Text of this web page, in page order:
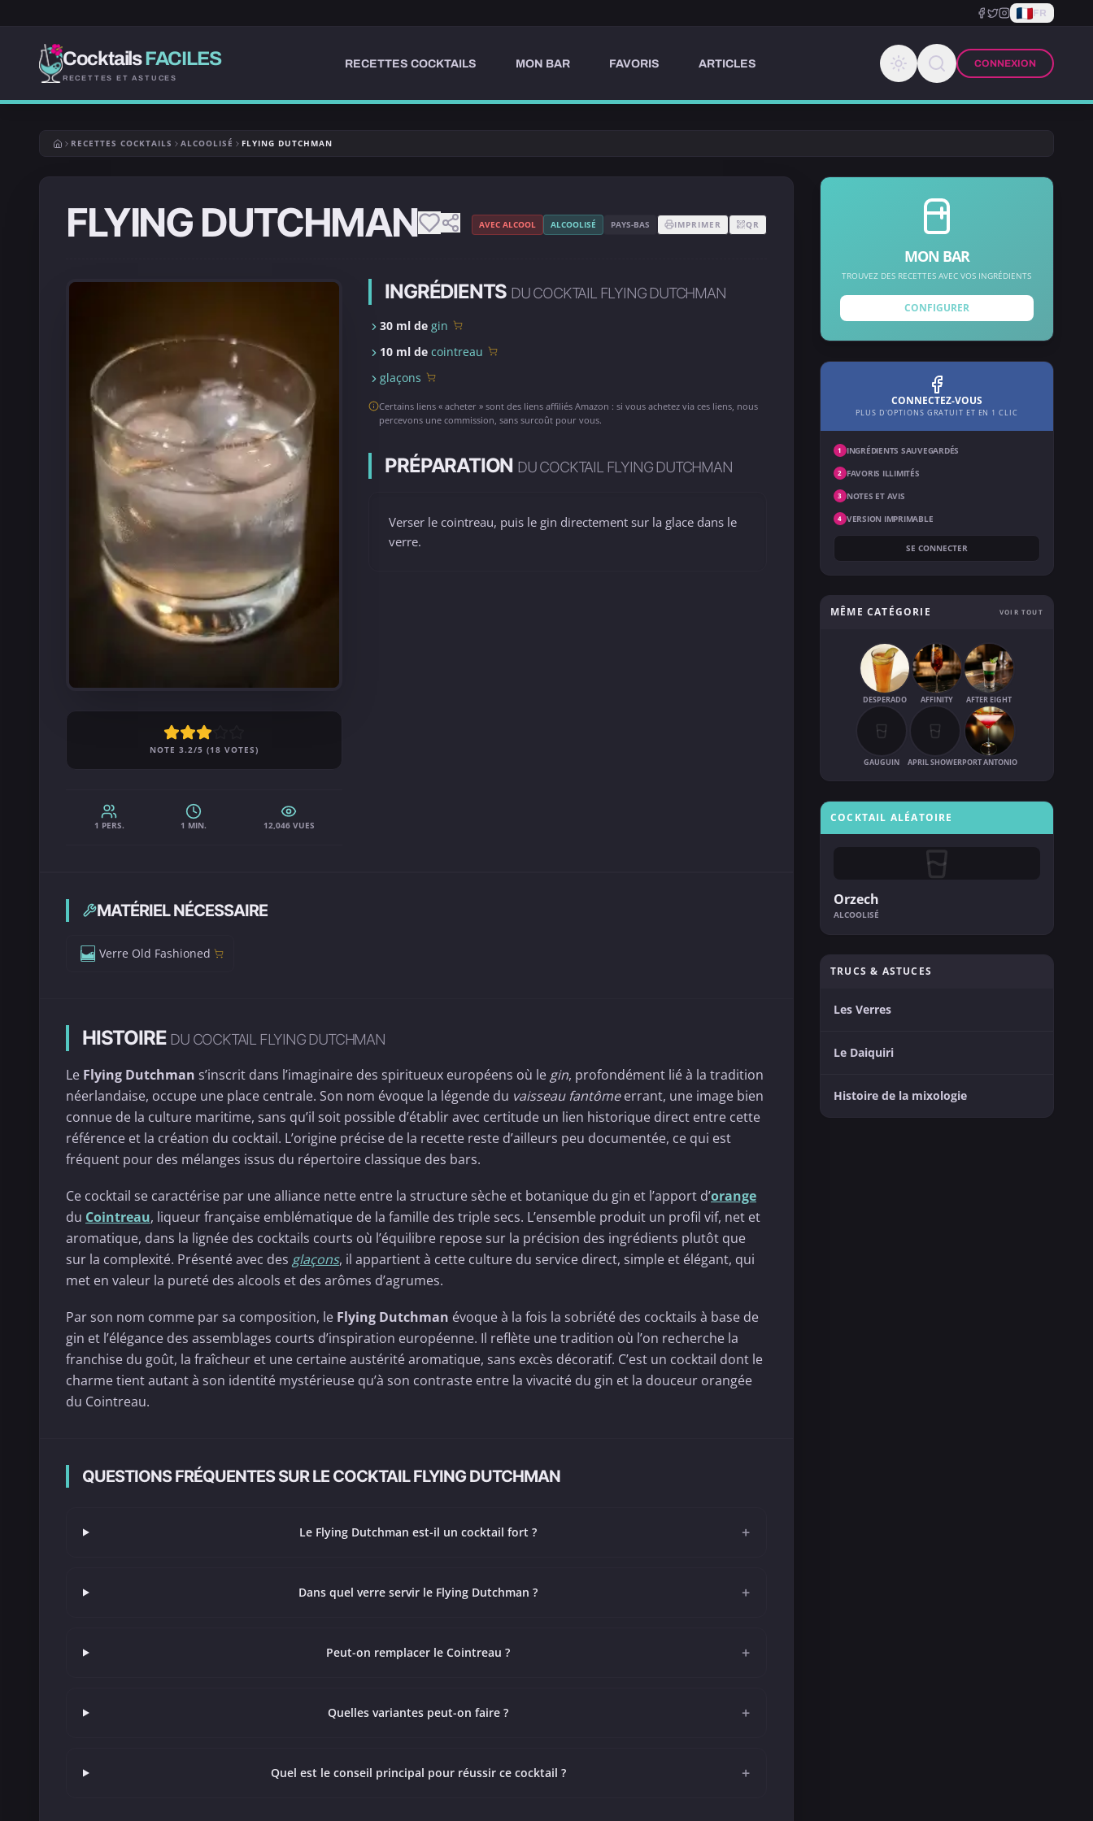
FR
CocktailsFACILES
RECETTES ET ASTUCES
RECETTES COCKTAILS MON BAR FAVORIS ARTICLES CONNEXION
RECETTES COCKTAILS ALCOOLISÉ FLYING DUTCHMAN
FLYING DUTCHMAN AVEC ALCOOL ALCOOLISÉ PAYS-BAS IMPRIMER QR
NOTE 3.2/5 (18 VOTES)
1 PERS. 1 MIN. 12,046 VUES
INGRÉDIENTS DU COCKTAIL FLYING DUTCHMAN
30 ml degin
10 ml decointreau
glaçons
Certains liens « acheter » sont des liens affiliés Amazon : si vous achetez via ces liens, nous
percevons une commission, sans surcoût pour vous.
PRÉPARATION DU COCKTAIL FLYING DUTCHMAN
Verser le cointreau, puis le gin directement sur la glace dans le
verre.
MATÉRIEL NÉCESSAIRE
Verre Old Fashioned
HISTOIRE DU COCKTAIL FLYING DUTCHMAN
Le Flying Dutchman s’inscrit dans l’imaginaire des spiritueux européens où le gin, profondément lié à la tradition
néerlandaise, occupe une place centrale. Son nom évoque la légende du vaisseau fantômeerrant, une image bien
connue de la culture maritime, sans qu’il soit possible d’établir avec certitude un lien historique direct entre cette
référence et la création du cocktail. L’origine précise de la recette reste d’ailleurs peu documentée, ce qui est
fréquent pour des mélanges issus du répertoire classique des bars.
Ce cocktail se caractérise par une alliance nette entre la structure sèche et botanique du gin et l’apport d’orange
du Cointreau, liqueur française emblématique de la famille des triple secs. L’ensemble produit un profil vif, net et
aromatique, dans la lignée des cocktails courts où l’équilibre repose sur la précision des ingrédients plutôt que
sur la complexité. Présenté avec des glaçons, il appartient à cette culture du service direct, simple et élégant, qui
met en valeur la pureté des alcools et des arômes d’agrumes.
Par son nom comme par sa composition, le Flying Dutchman évoque à la fois la sobriété des cocktails à base de
gin et l’élégance des assemblages courts d’inspiration européenne. Il reflète une tradition où l’on recherche la
franchise du goût, la fraîcheur et une certaine austérité aromatique, sans excès décoratif. C’est un cocktail dont le
charme tient autant à son identité mystérieuse qu’à son contraste entre la vivacité du gin et la douceur orangée
du Cointreau.
QUESTIONS FRÉQUENTES SUR LE COCKTAIL FLYING DUTCHMAN
Le Flying Dutchman est-il un cocktail fort ? +
Dans quel verre servir le Flying Dutchman ? +
Peut-on remplacer le Cointreau ? +
Quelles variantes peut-on faire ? +
Quel est le conseil principal pour réussir ce cocktail ? +
MON BAR
TROUVEZ DES RECETTES AVEC VOS INGRÉDIENTS
CONFIGURER
CONNECTEZ-VOUS
PLUS D'OPTIONS GRATUIT ET EN 1 CLIC
1 INGRÉDIENTS SAUVEGARDÉS
2 FAVORIS ILLIMITÉS
3 NOTES ET AVIS
4 VERSION IMPRIMABLE
SE CONNECTER
MÊME CATÉGORIE VOIR TOUT
DESPERADO AFFINITY AFTER EIGHT
GAUGUIN APRIL SHOWERPORT ANTONIO
COCKTAIL ALÉATOIRE
Orzech
ALCOOLISÉ
TRUCS & ASTUCES
Les Verres
Le Daiquiri
Histoire de la mixologie